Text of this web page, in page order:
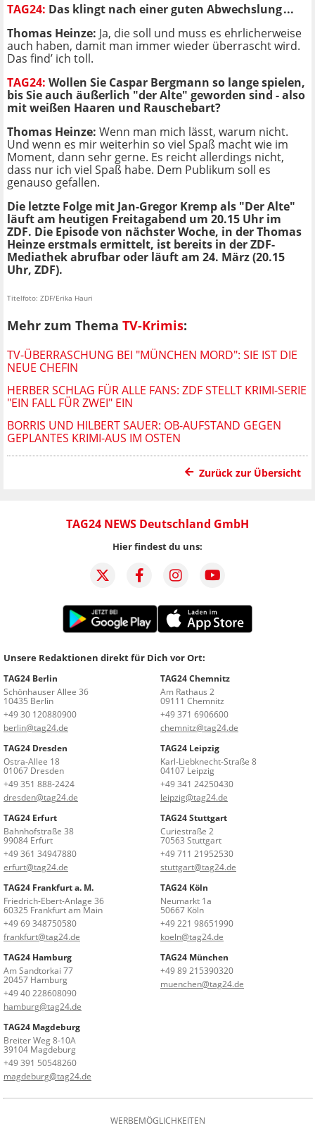
TAG24: Das klingt nach einer guten Abwechslung ...
Thomas Heinze: Ja, die soll und muss es ehrlicherweise
auch haben, damit man immer wieder überrascht wird.
Das find’ ich toll.
TAG24: Wollen Sie Caspar Bergmann so lange spielen,
bis Sie auch äußerlich "der Alte" geworden sind - also
mit weißen Haaren und Rauschebart?
Thomas Heinze: Wenn man mich lässt, warum nicht.
Und wenn es mir weiterhin so viel Spaß macht wie im
Moment, dann sehr gerne. Es reicht allerdings nicht,
dass nur ich viel Spaß habe. Dem Publikum soll es
genauso gefallen.
Die letzte Folge mit Jan-Gregor Kremp als "Der Alte"
läuft am heutigen Freitagabend um 20.15 Uhr im
ZDF. Die Episode von nächster Woche, in der Thomas
Heinze erstmals ermittelt, ist bereits in der ZDF-
Mediathek abrufbar oder läuft am 24. März (20.15
Uhr, ZDF).
Titelfoto: ZDF/Erika Hauri
Mehr zum Thema TV-Krimis:
TV-ÜBERRASCHUNG BEI "MÜNCHEN MORD": SIE IST DIE
NEUE CHEFIN
HERBER SCHLAG FÜR ALLE FANS: ZDF STELLT KRIMI-SERIE
"EIN FALL FÜR ZWEI" EIN
BORRIS UND HILBERT SAUER: OB-AUFSTAND GEGEN
GEPLANTES KRIMI-AUS IM OSTEN
Zurück zur Übersicht
TAG24 NEWS Deutschland GmbH
Hier findest du uns:
Unsere Redaktionen direkt für Dich vor Ort:
TAG24 Berlin
Schönhauser Allee 36
10435 Berlin
+49 30 120880900
berlin@tag24.de
TAG24 Chemnitz
Am Rathaus 2
09111 Chemnitz
+49 371 6906600
chemnitz@tag24.de
TAG24 Dresden
Ostra-Allee 18
01067 Dresden
+49 351 888-2424
dresden@tag24.de
TAG24 Leipzig
Karl-Liebknecht-Straße 8
04107 Leipzig
+49 341 24250430
leipzig@tag24.de
TAG24 Erfurt
Bahnhofstraße 38
99084 Erfurt
+49 361 34947880
erfurt@tag24.de
TAG24 Stuttgart
Curiestraße 2
70563 Stuttgart
+49 711 21952530
stuttgart@tag24.de
TAG24 Frankfurt a. M.
Friedrich-Ebert-Anlage 36
60325 Frankfurt am Main
+49 69 348750580
frankfurt@tag24.de
TAG24 Köln
Neumarkt 1a
50667 Köln
+49 221 98651990
koeln@tag24.de
TAG24 Hamburg
Am Sandtorkai 77
20457 Hamburg
+49 40 228608090
hamburg@tag24.de
TAG24 München
+49 89 215390320
muenchen@tag24.de
TAG24 Magdeburg
Breiter Weg 8-10A
39104 Magdeburg
+49 391 50548260
magdeburg@tag24.de
WERBEMÖGLICHKEITEN